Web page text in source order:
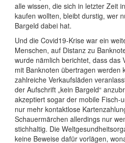
alle wissen, die sich in letzter Zeit
kaufen wollten, bleibt durstig, wer
Bargeld dabei hat.
Und die Covid19-Krise war ein
Menschen, auf Distanz zu
wurde nämlich berichtet, dass das
mit Banknoten übertragen werden
zahlreiche Verkaufsläden
der Aufschrift „kein Bargeld“
akzeptiert sogar der mobile Fisch-
nur mehr kontaktlose
Schauermärchen allerdings nur
stichhaltig. Die
keine Beweise dafür vorlägen,